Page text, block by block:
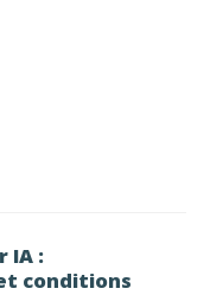
IA :
conditions